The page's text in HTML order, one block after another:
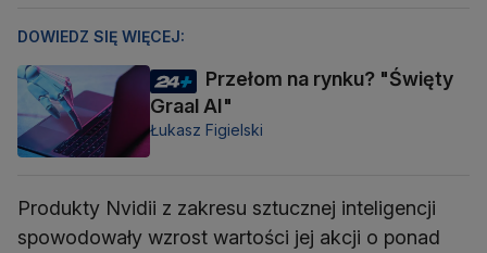
DOWIEDZ SIĘ WIĘCEJ:
Przełom na rynku? "Święty
Graal AI"
Łukasz Figielski
Produkty Nvidii z zakresu sztucznej inteligencji
spowodowały wzrost wartości jej akcji o ponad